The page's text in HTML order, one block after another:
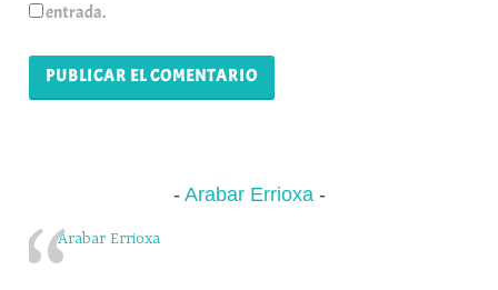
entrada.
Arabar Errioxa
Arabar Errioxa